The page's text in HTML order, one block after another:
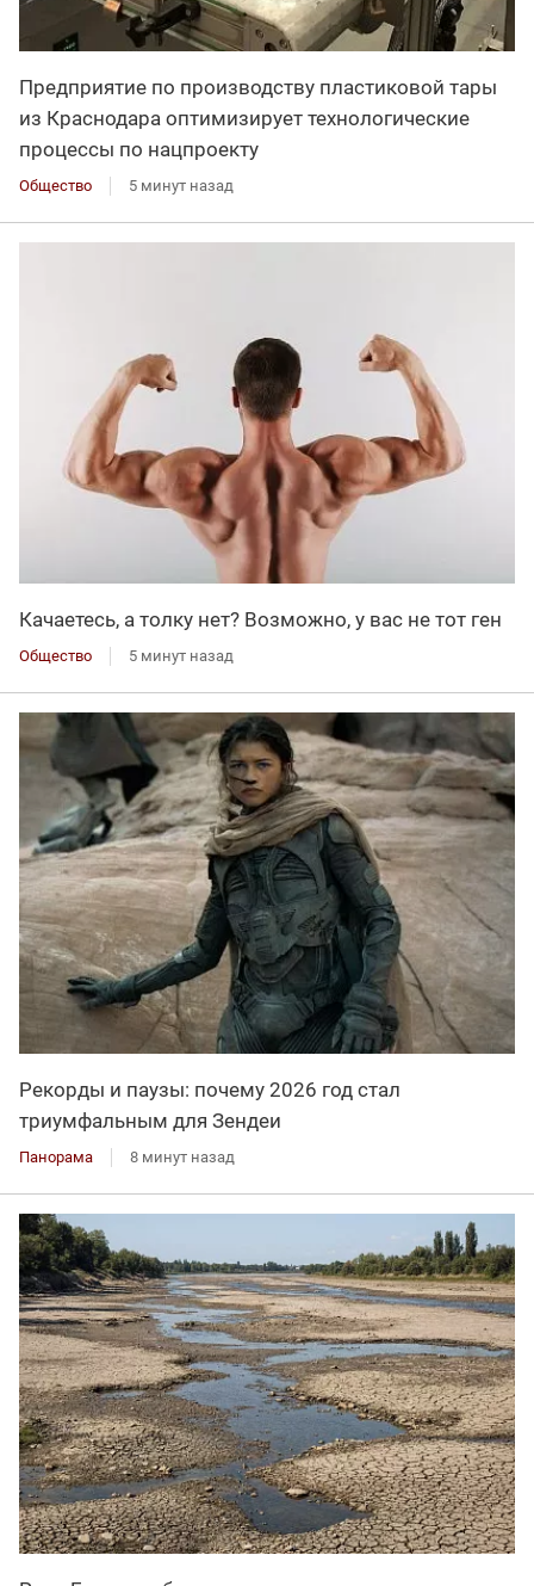
Предприятие по производству пластиковой тары
из Краснодара оптимизирует технологические
процессы по нацпроекту
Общество 5 минут назад
Качаетесь, а толку нет? Возможно, у вас не тот ген
Общество 5 минут назад
Рекорды и паузы: почему 2026 год стал
триумфальным для Зендеи
Панорама 8 минут назад